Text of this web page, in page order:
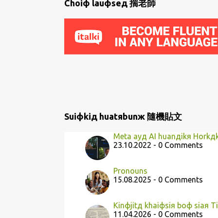
P
o
s
Choiф lauфseд 揣老師
Suiфkiд huatяbunж 隨機貼文
Meta ayд AI huanдikя
23.10.2022 - 0 Comments
Pronouns
15.08.2025 - 0 Comments
Kinфjitд khaiфsiя boф siaя
11.04.2026 - 0 Comments